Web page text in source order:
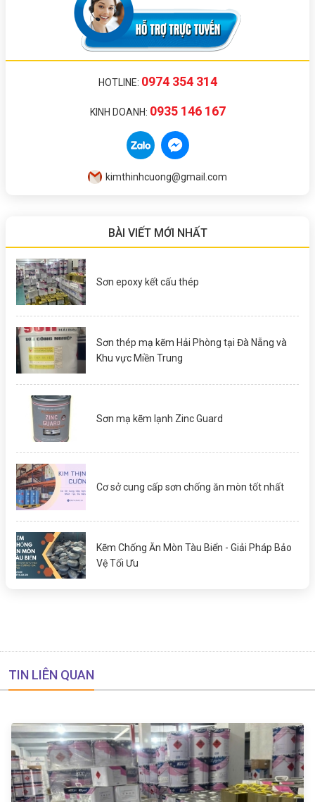
HOTLINE: 0974 354 314
KINH DOANH: 0935 146 167
kimthinhcuong@gmail.com
BÀI VIẾT MỚI NHẤT
Sơn epoxy kết cấu thép
Sơn thép mạ kẽm Hải Phòng tại Đà Nẵng và
Khu vực Miền Trung
Sơn mạ kẽm lạnh Zinc Guard
Cơ sở cung cấp sơn chống ăn mòn tốt nhất
Kẽm Chống Ăn Mòn Tàu Biển - Giải Pháp Bảo
Vệ Tối Ưu
TIN LIÊN QUAN